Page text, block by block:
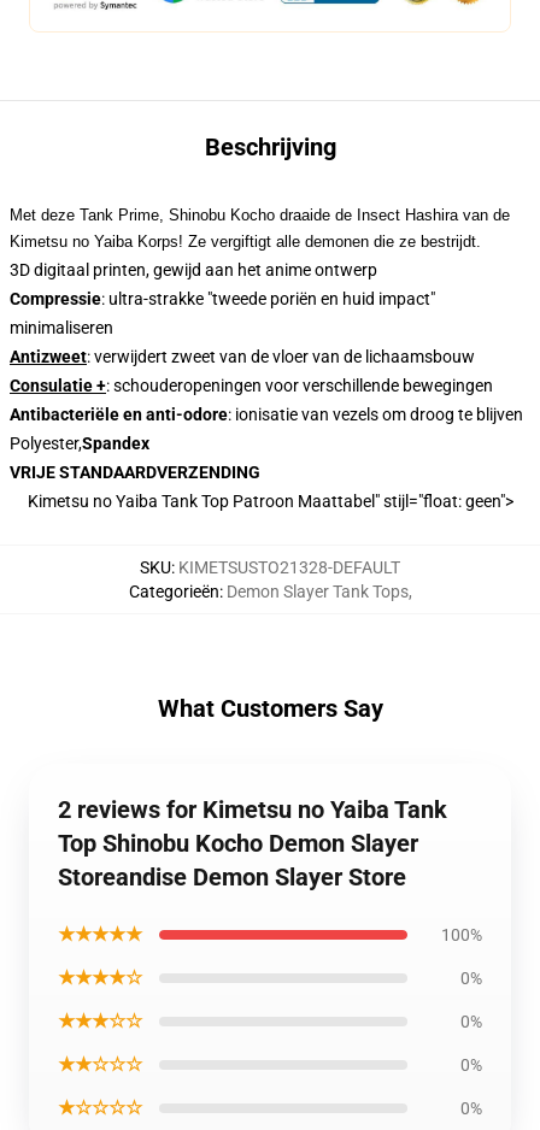
Beschrijving
Met deze Tank Prime, Shinobu Kocho draaide de Insect Hashira van de
Kimetsu no Yaiba Korps! Ze vergiftigt alle demonen die ze bestrijdt.
3D digitaal printen, gewijd aan het anime ontwerp
Compressie: ultra-strakke "tweede poriën en huid impact"
minimaliseren
Antizweet: verwijdert zweet van de vloer van de lichaamsbouw
Consulatie +: schouderopeningen voor verschillende bewegingen
Antibacteriële en anti-odore: ionisatie van vezels om droog te blijven
Polyester,Spandex
VRIJE STANDAARDVERZENDING
Kimetsu no Yaiba Tank Top Patroon Maattabel" stijl="float: geen">
SKU: KIMETSUSTO21328-DEFAULT
Categorieën: Demon Slayer Tank Tops,
What Customers Say
2 reviews for Kimetsu no Yaiba Tank
Top Shinobu Kocho Demon Slayer
Storeandise Demon Slayer Store
★★★★★ 100%
★★★★☆ 0%
★★★☆☆ 0%
★★☆☆☆ 0%
★☆☆☆☆ 0%